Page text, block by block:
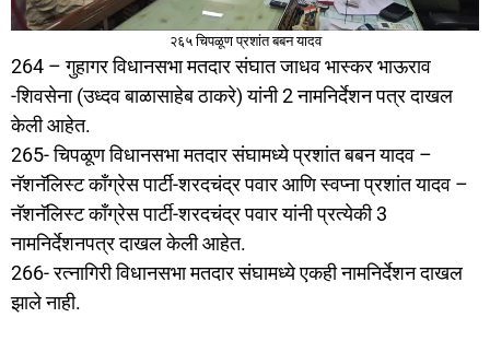
२६५ चिपळूण प्रशांत बबन यादव
264 – गुहागर विधानसभा मतदार संघात जाधव भास्कर भाऊराव
-शिवसेना (उध्दव बाळासाहेब ठाकरे) यांनी 2 नामनिर्देशन पत्र दाखल
केली आहेत.
265- चिपळूण विधानसभा मतदार संघामध्ये प्रशांत बबन यादव –
नॅशनॅलिस्ट काँग्रेस पार्टी-शरदचंद्र पवार आणि स्वप्ना प्रशांत यादव –
नॅशनॅलिस्ट काँग्रेस पार्टी-शरदचंद्र पवार यांनी प्रत्येकी 3
नामनिर्देशनपत्र दाखल केली आहेत.
266- रत्नागिरी विधानसभा मतदार संघामध्ये एकही नामनिर्देशन दाखल
झाले नाही.